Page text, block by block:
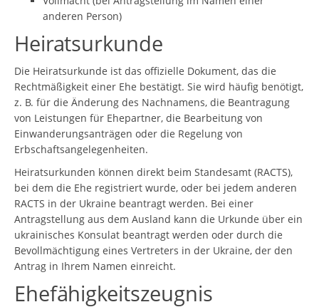
anderen Person)
Heiratsurkunde
Die Heiratsurkunde ist das offizielle Dokument, das die
Rechtmäßigkeit einer Ehe bestätigt. Sie wird häufig benötigt,
z. B. für die Änderung des Nachnamens, die Beantragung
von Leistungen für Ehepartner, die Bearbeitung von
Einwanderungsanträgen oder die Regelung von
Erbschaftsangelegenheiten.
Heiratsurkunden können direkt beim Standesamt (RACTS),
bei dem die Ehe registriert wurde, oder bei jedem anderen
RACTS in der Ukraine beantragt werden. Bei einer
Antragstellung aus dem Ausland kann die Urkunde über ein
ukrainisches Konsulat beantragt werden oder durch die
Bevollmächtigung eines Vertreters in der Ukraine, der den
Antrag in Ihrem Namen einreicht.
Ehefähigkeitszeugnis